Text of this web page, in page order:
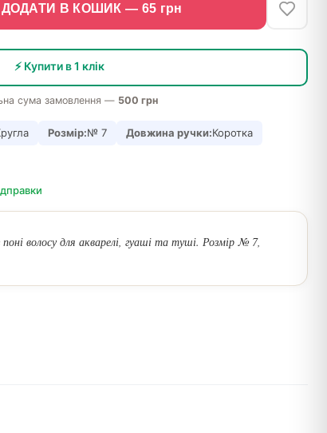
ДОДАТИ В КОШИК — 65 грн
⚡ Купити в 1 клік
сума замовлення — 500 грн
Розмір:№ 7 Довжина ручки:Коротка
поні волосу для акварелі, гуаші та туші. Розмір № 7,